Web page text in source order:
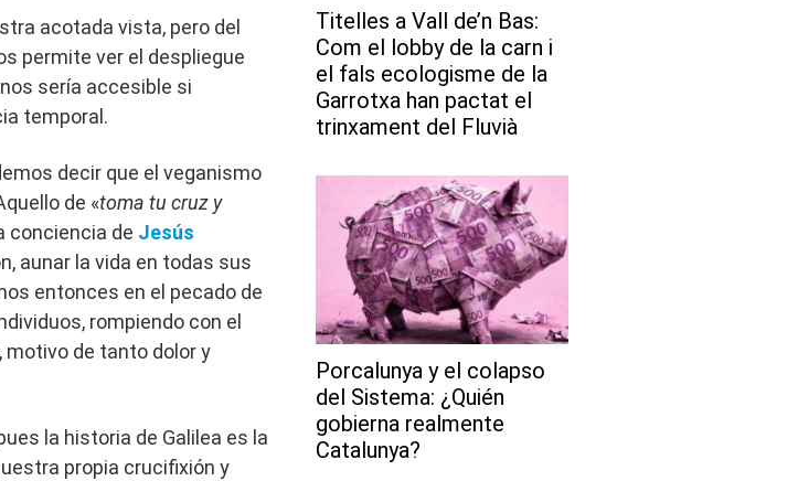
acotada vista, pero del
permite ver el despliegue
sería accesible si
temporal.
decir que el veganismo
de «toma tu cruz y
conciencia de Jesús
aunar la vida en todas sus
entonces en el pecado de
rompiendo con el
de tanto dolor y
la historia de Galilea es la
propia crucifixión y
Titelles a Vall de’n Bas:
Com el lobby de la carn i
el fals ecologisme de la
Garrotxa han pactat el
trinxament del Fluvià
Porcalunya y el colapso
del Sistema: ¿Quién
gobierna realmente
Catalunya?